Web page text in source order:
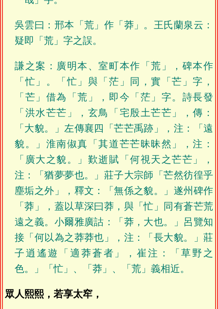
吳雲曰：邢本「荒」作「莽」。王氏蘭泉云：
疑即「荒」字之誤。
謙之案：廣明本、室町本作「荒」，碑本作
「忙」。「忙」與「茫」同，實「芒」字，
「芒」借為「荒」，即今「茫」字。詩長發
「洪水芒芒」，玄鳥「宅殷土芒芒」，傳：
「大貌。」左傳襄四「芒芒禹跡」，注：「遠
貌。」淮南俶真「其道芒芒昧昧然」，注：
「廣大之貌。」歎逝賦「何視天之芒芒」，
注：「猶夢夢也。」莊子大宗師「芒然彷徨乎
塵垢之外」，釋文：「無係之貌。」遂州碑作
「莽」，蓋以草深曰莽，與「忙」同有蒼芒荒
遠之義。小爾雅廣詁：「莽，大也。」呂覽知
接「何以為之莽莽也」，注：「長大貌。」莊
子逍遙遊「適莽蒼者」，崔注：「草野之
色。」「忙」、「莽」、「荒」義相近。
眾人熙熙，若享太窂，